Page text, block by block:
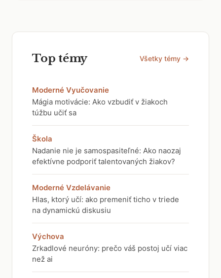
Top témy Všetky témy →
Moderné Vyučovanie
Mágia motivácie: Ako vzbudiť v žiakoch
túžbu učiť sa
Škola
Nadanie nie je samospasiteľné: Ako naozaj
efektívne podporiť talentovaných žiakov?
Moderné Vzdelávanie
Hlas, ktorý učí: ako premeniť ticho v triede
na dynamickú diskusiu
Výchova
Zrkadlové neuróny: prečo váš postoj učí viac
než ai